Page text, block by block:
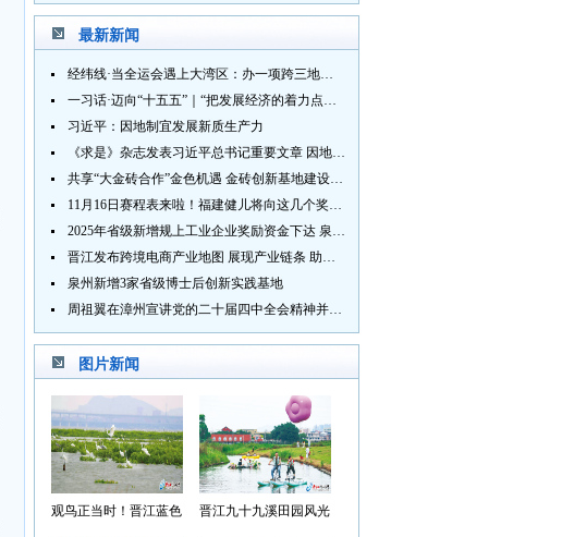
最新新闻
经纬线·当全运会遇上大湾区：办一项跨三地的赛事有多硬核？
一习话·迈向“十五五”｜“把发展经济的着力点放在实体经济上”
习近平：因地制宜发展新质生产力
《求是》杂志发表习近平总书记重要文章 因地制宜发展新质生产力
共享“大金砖合作”金色机遇 金砖创新基地建设成效显著
11月16日赛程表来啦！福建健儿将向这几个奖牌发起冲击→
2025年省级新增规上工业企业奖励资金下达 泉州市获补资金居全省首位
晋江发布跨境电商产业地图 展现产业链条 助力“晋品出海”
泉州新增3家省级博士后创新实践基地
周祖翼在漳州宣讲党的二十届四中全会精神并调研
图片新闻
观鸟正当时！晋江蓝色
晋江九十九溪田园风光